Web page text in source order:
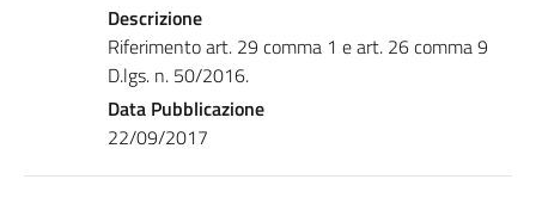
Descrizione
Riferimento art. 29 comma 1 e art. 26 comma 9
D.lgs. n. 50/2016.
Data Pubblicazione
22/09/2017